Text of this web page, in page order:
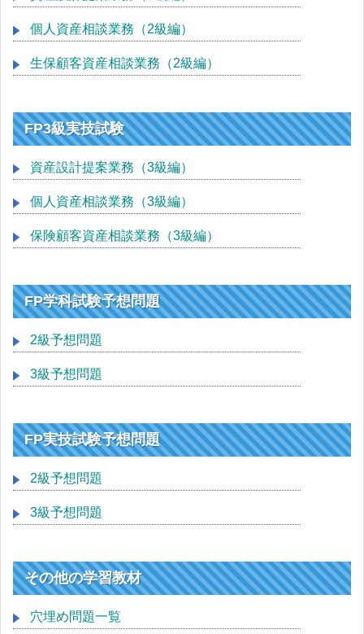
個人資産相談業務（2級編）
生保顧客資産相談業務（2級編）
FP3級実技試験
資産設計提案業務（3級編）
個人資産相談業務（3級編）
保険顧客資産相談業務（3級編）
FP学科試験予想問題
2級予想問題
3級予想問題
FP実技試験予想問題
2級予想問題
3級予想問題
その他の学習教材
穴埋め問題一覧